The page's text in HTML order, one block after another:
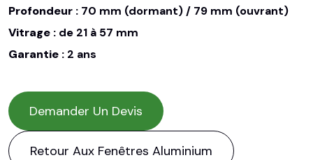
Profondeur : 70 mm (dormant) / 79 mm (ouvrant)
Vitrage : de 21 à 57 mm
Garantie : 2 ans
Demander Un Devis
Retour Aux Fenêtres Aluminium